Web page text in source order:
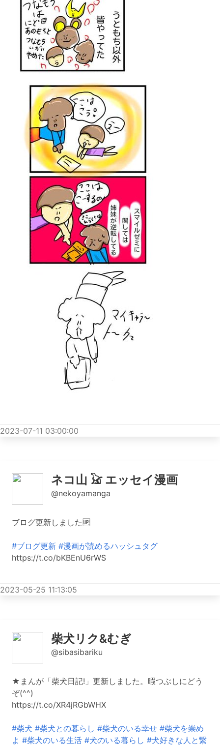
2023-07-11 03:00:00
ネコ山 𓃠 エッセイ漫画
@nekoyamanga
ブログ更新しました🆙
#ブログ更新 #漫画が読めるハッシュタグ
https://t.co/bKBEnU6rWS
2023-05-25 11:13:05
柴犬リク&むぎ
@sibasibariku
★まんが「柴犬日記!」更新しました。暇つぶしにどう
ぞ(^^)
https://t.co/XR4jRGbWHX
#柴犬 #柴犬との暮らし #柴犬のいる幸せ #柴犬を崇め
よ #柴犬のいる生活 #犬のいる暮らし #犬好きな人と繋